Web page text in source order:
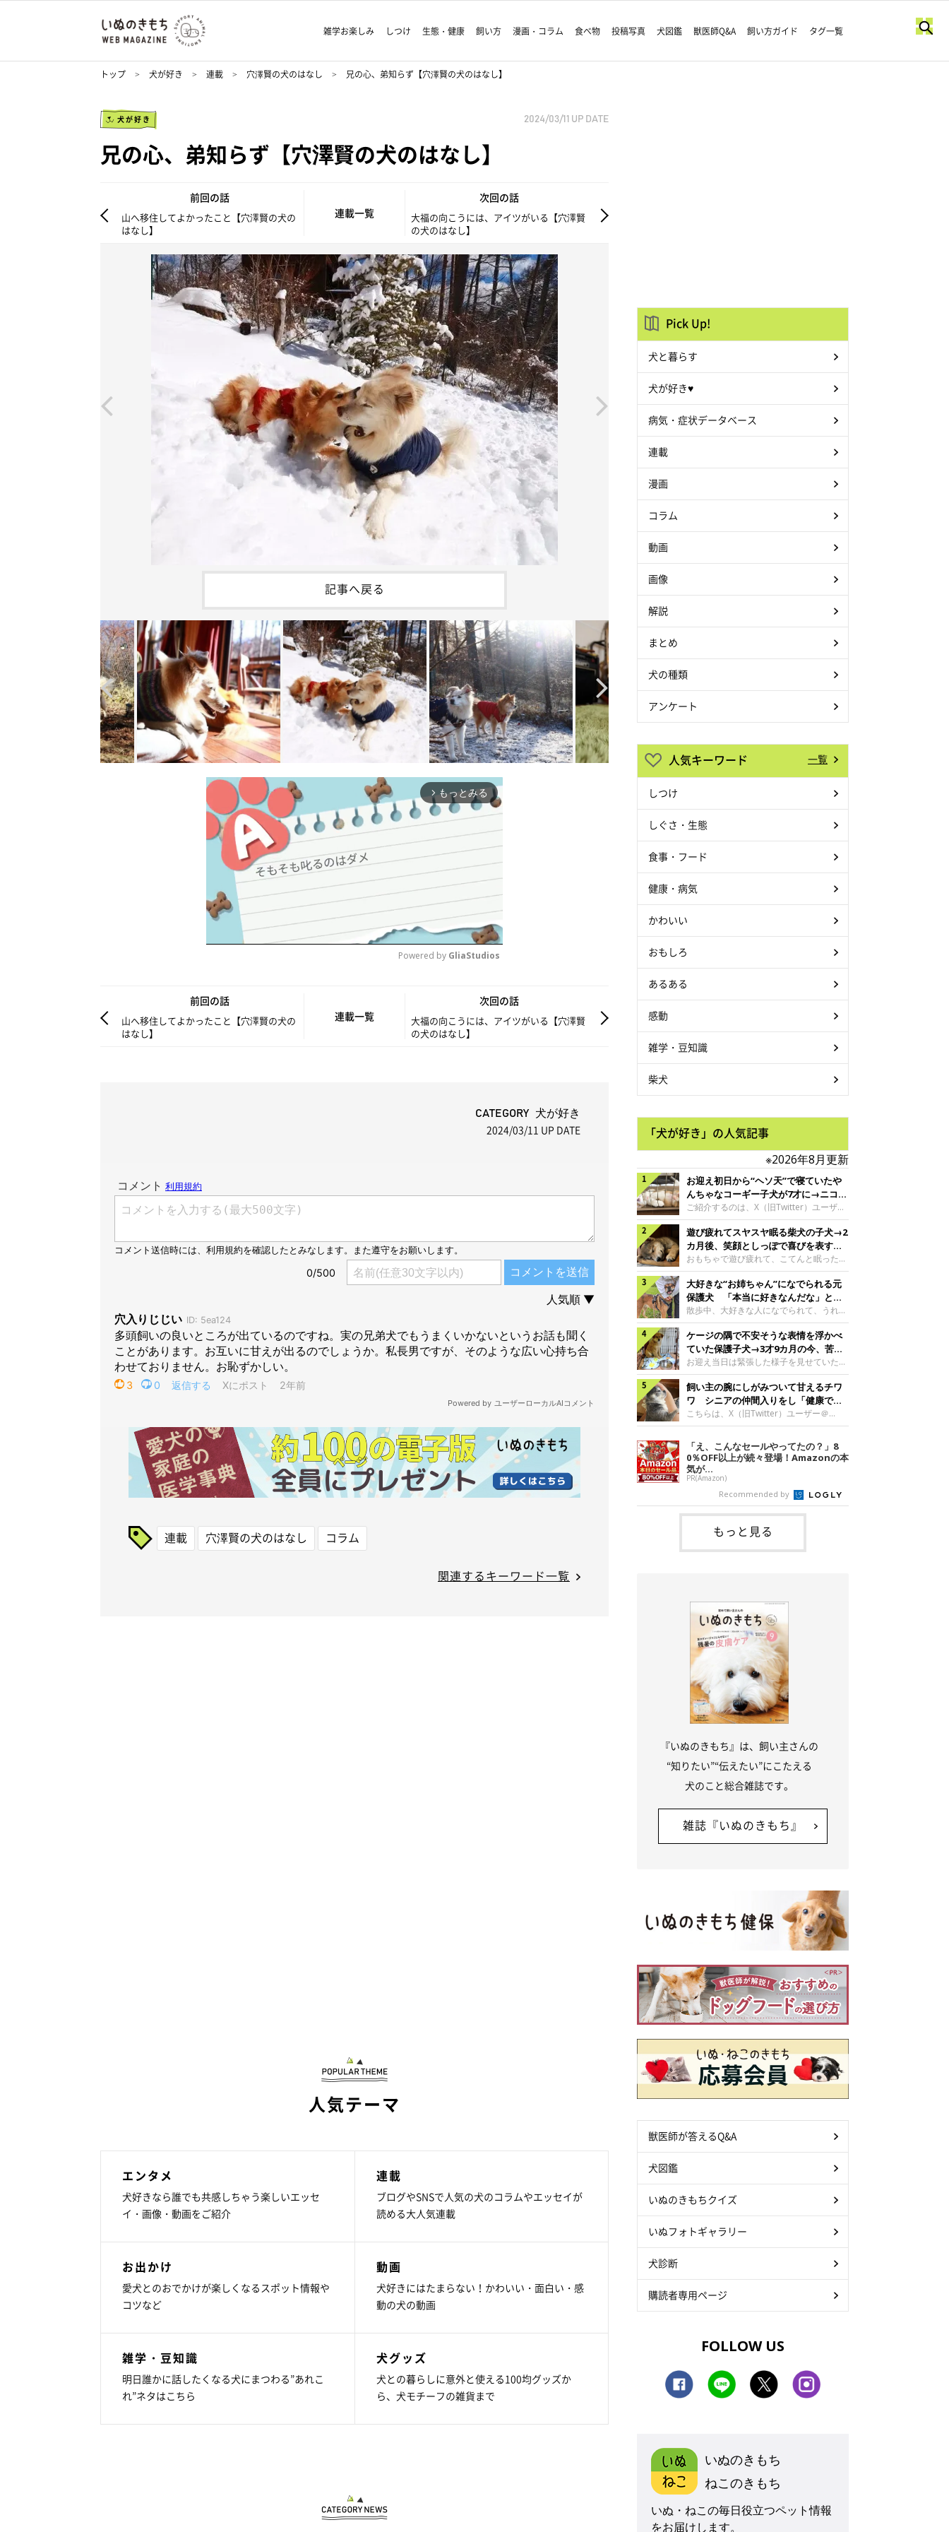
雑学お楽しみ しつけ 生態・健康 飼い方 漫画・コラム 食べ物 投稿写真 犬図鑑 獣医師Q&A 飼い方ガイド タグ一覧
トップ 犬が好き 連載 穴澤賢の犬のはなし 兄の心、弟知らず【穴澤賢の犬のはなし】
犬が好き 2024/03/11 UP DATE
兄の心、弟知らず【穴澤賢の犬のはなし】
前回の話
山へ移住してよかったこと【穴澤賢の犬の
はなし】
連載一覧
次回の話
大福の向こうには、アイツがいる【穴澤賢
の犬のはなし】
記事へ戻る
arrow_forward_ios もっとみる
u
t
Powered by GliaStudios
前回の話
山へ移住してよかったこと【穴澤賢の犬の
はなし】
連載一覧
次回の話
大福の向こうには、アイツがいる【穴澤賢
の犬のはなし】
CATEGORY 犬が好き
2024/03/11 UP DATE
連載 穴澤賢の犬のはなし コラム
関連するキーワード一覧
人気テーマ
エンタメ
犬好きなら誰でも共感しちゃう楽しいエッセ
イ・画像・動画をご紹介
連載
ブログやSNSで人気の犬のコラムやエッセイが
読める大人気連載
お出かけ
愛犬とのおでかけが楽しくなるスポット情報や
コツなど
動画
犬好きにはたまらない！かわいい・面白い・感
動の犬の動画
雑学・豆知識
明日誰かに話したくなる犬にまつわる”あれこ
れ”ネタはこちら
犬グッズ
犬との暮らしに意外と使える100均グッズか
ら、犬モチーフの雑貨まで
Pick Up!
犬と暮らす
犬が好き♥
病気・症状データベース
連載
漫画
コラム
動画
画像
解説
まとめ
犬の種類
アンケート
人気キーワード 一覧
しつけ
しぐさ・生態
食事・フード
健康・病気
かわいい
おもしろ
あるある
感動
雑学・豆知識
柴犬
「犬が好き」の人気記事
※2026年8月更新
お迎え初日から“ヘソ天”で寝ていたや
んちゃなコーギー子犬が7才に→ニコニ
コ“コーギースマイル”が魅力のコに成
長！
ご紹介するのは、X（旧Twitter）ユーザー
＠Kus1oKg2vsgdWS2さんの愛犬でウェル
シュ・コーギー・ペンブロークの神楽ちゃ
ん。今年の8月で7才になるという神楽ちゃ
んですが、いったいどんな子犬時代を過ご
したのでしょうか。今回は、神楽ちゃんの
成長を飼い主さんと振り返ります！神楽ち
ゃんの成長について聞いた！お迎えから数
日後の神楽ちゃん（撮影時生後2カ月）＠
Kus1oKg2vsgdWS2――お迎え当初の神楽
ちゃんの様子について教えてください。飼
い主さん： 「お迎え当日から“ヘソ天”で寝
るようなコでし
遊び疲れてスヤスヤ眠る柴犬の子犬→2
カ月後、笑顔としっぽで喜びを表すコ
に成長！
おもちゃで遊び疲れて、こてんと眠った子
犬。あれから2カ月、表情や行動にさまざ
まな変化が見られるようになりました。遊
び疲れて眠る生後2カ月のなっちゃん遊び
疲れた様子のなっちゃん。@Pkndg_紹介
するのは、X（旧Twitter）ユーザー
@Pkndg_さんの愛犬・なっちゃん（取材
時、生後4カ月／柴犬）。こちらの写真
は、なっちゃんが生後2カ月のころに撮影
された一枚です。この日、なっちゃんは家
族と一緒におもちゃで遊んでいました。た
くさん遊んで疲れたのか、その後は眠り始
めたそうです。眠るなっちゃん。
@Pkndg_
大好きな“お姉ちゃん”になでられる元
保護犬 「本当に好きなんだな」と感
じる表情にほっこり
散歩中、大好きな人になでられて、うれし
そうな表情を見せる元保護犬。甘えるよう
な姿に、見ているこちらまでほっこりしま
す。大好きな“お姉ちゃん”に甘える小次郎
くん妹さんになでてもらい、うれしそうな
表情を見せる小次郎くん（2026年6月撮
影）。@mika_Jimmy紹介するのは、X（旧
Twitter）ユーザー@mika_Jimmyさんの愛
犬・小次郎くん（撮影時5才）。こちら
は、飼い主さんの妹さんと一緒に散歩をし
日、飼い主さんは実家から自宅へ帰る途
中、妹さんと公園で待ち合わせ
ケージの隅で不安そうな表情を浮かべ
ていた保護子犬→3才9カ月の今、苦手
を克服し頼もしいコに成長！
お迎え当日は緊張した様子を見せていた元
野犬の保護子犬。あれから約3年半、苦手
だったことを一つひとつ克服し、家族に寄
り添う姿を見せています。お迎え当日、ケ
ージの隅で不安そうにお迎え当日のシルビ
アちゃん。@nemonemotos今回紹介する
@nemonemotosさんの愛犬・シルビアち
ゃん（撮影当時、生後推定2カ月）。飼い
主さんが「#最初に撮った一枚」として投
稿した写真には、ケージの隅で不安そうな
表情を浮かべるシルビアちゃんの姿が写っ
ていました。こちらは、保護犬だったシル
飼い主の腕にしがみついて甘えるチワ
ワ シニアの仲間入りをし「健康で穏
やかな暮らしが続いてほしい」と願う
こちらは、X（旧Twitter）ユーザー＠
kotubusuke617さんが投稿した写真。写
っているのは、愛犬でチワワのつぶしゃん
（本名：こつぶちゃん）です。飼い主さん
の腕にしがみつくつぶしゃん（撮影時6
才）＠kotubusuke617撮影当時の状況に
ついて伺うと、飼い主さんはこう教えてく
れました。飼い主さん： 「ある休日のこ
とです。私がソファに座った途端にひざの
上にのってきたので、そのままなでながら
テレビを見ていたのですが、微動だにしな
いので気になって見てみると、腕にしがみ
「え、こんなセールやってたの？」8
0％OFF以上が続々登場！Amazonの本
気が...
PR(Amazon)
Recommended by
もっと見る
『いぬのきもち』は、飼い主さんの
“知りたい”“伝えたい”にこたえる
犬のこと総合雑誌です。
雑誌『いぬのきもち』
獣医師が答えるQ&A
犬図鑑
いぬのきもちクイズ
いぬフォトギャラリー
犬診断
購読者専用ページ
FOLLOW US
いぬのきもち
ねこのきもち
いぬ・ねこの毎日役立つペット情報
をお届けします。